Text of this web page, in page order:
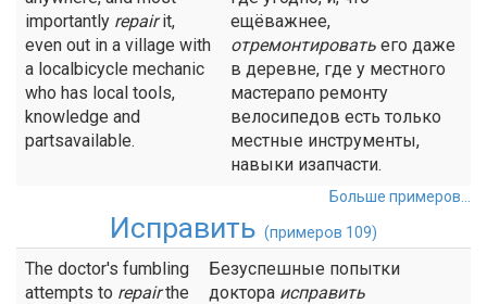
importantly repairit,
even out in a village with
a localbicycle mechanic
who has local tools,
knowledge and
partsavailable.
ещёважнее,
отремонтировать его даже
в деревне, где у местного
мастерапо ремонту
велосипедов есть только
местные инструменты,
навыки изапчасти.
Больше примеров...
Исправить (примеров 109)
The doctor's fumbling
attempts to repairthe
Безуспешные попытки
доктора исправить